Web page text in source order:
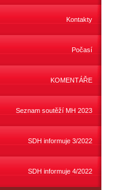
Kontakty
Počasí
KOMENTÁŘE
Seznam soutěží MH 2023
SDH informuje 3/2022
SDH informuje 4/2022